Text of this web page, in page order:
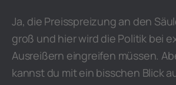
Ja, die Preisspreizung an den
groß und hier wird die Politik bei
Ausreißern eingreifen müssen.
kannst du mit ein bisschen Blick